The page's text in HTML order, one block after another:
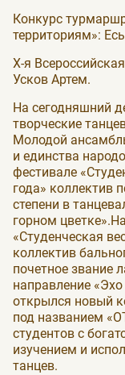
Конкурс
территориям»:
X-я
Усков Артем.
На сегодняшний
творческие
Молодой
и единства
фестивале
года» коллектив
степени в
горном
«Студенческая
коллектив
почетное звание
направление
открылся новый
под названием
студентов с
изучением и
танцев.